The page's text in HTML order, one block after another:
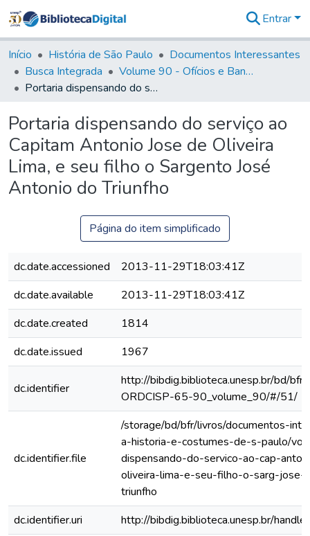
&
Coleções
Tudo na
Biblioteca
Estatísticas
Entrar
Início História de São Paulo
Documentos Interessantes
Busca Integrada
Volume 90 - Ofícios e Bandos do Capitão General, Conde de Palma, aos funcionários da Capitania (1814- 1817)
Portaria dispensando do serviço ao Capitam Antonio Jose de Oliveira Lima, e seu filho o Sargento José Antonio do Triunfho
Portaria dispensando do serviço ao
Capitam Antonio Jose de Oliveira
Lima, e seu filho o Sargento José
Antonio do Triunfho
Página do item simplificado
dc.date.accessioned
2013-11-29T18:03:41Z
dc.date.available
2013-11-29T18:03:41Z
dc.date.created
1814
dc.date.issued
1967
dc.identifier
http://bibdig.biblioteca.unesp.br/bd/
ORDCISP-65-90_volume_90/#/51/
dc.identifier.file
/storage/bd/bfr/livros/documentos-
a-historia-e-costumes-de-s-paulo/
dispensando-do-servico-ao-cap-
oliveira-lima-e-seu-filho-o-sarg-jose-
triunfho
dc.identifier.uri
http://bibdig.biblioteca.unesp.br/